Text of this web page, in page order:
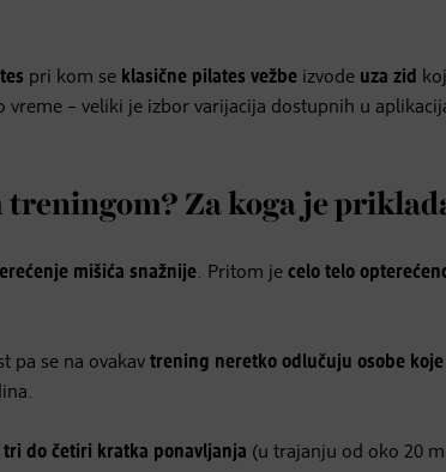
pri kom se klasične pilates vežbe izvode uza zid
– veliki je izbor varijacija dostupnih u
treningom? Za koga je
mišića snažnije. Pritom je celo telo
pa se na ovakav trening neretko odlučuju osobe
tri do četiri kratka ponavljanja (u trajanju od oko 20